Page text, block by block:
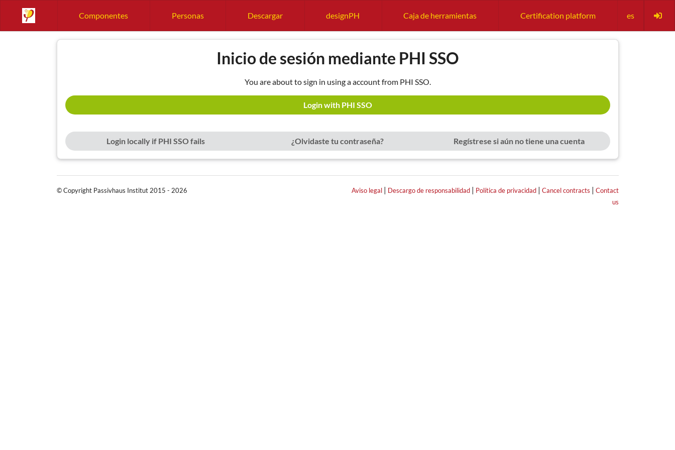
Componentes Personas Descargar designPH Caja de herramientas Certification platform es
Inicio de sesión mediante PHI SSO
You are about to sign in using a account from PHI SSO.
Login with PHI SSO
Login locally if PHI SSO fails ¿Olvidaste tu contraseña? Regístrese si aún no tiene una cuenta
© Copyright Passivhaus Institut 2015 - 2026 Aviso legal| Descargo de responsabilidad| Política de privacidad| Cancel contracts | Contact
us